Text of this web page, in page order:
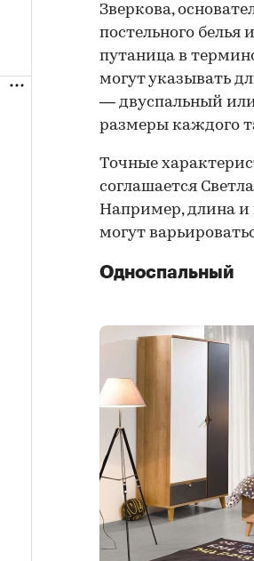
Зверкова,
постельного белья
путаница в
могут указывать
— двуспальный
размеры каждого
Точные
соглашается
Например, длина и
могут
Односпальный